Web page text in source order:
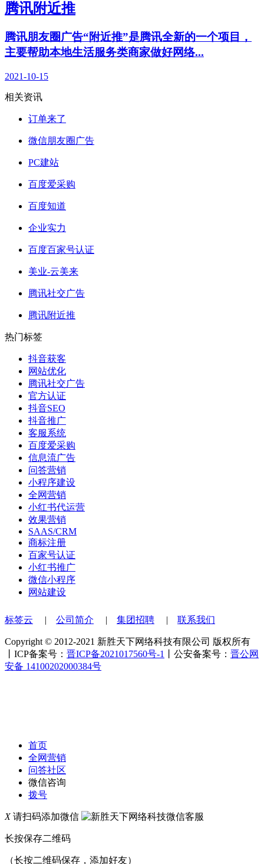
腾讯附近推
腾讯朋友圈广告“附近推”是腾讯全新的一个项目，
主要帮助本地生活服务类商家做好网络...
2021-10-15
相关资讯
订单来了
微信朋友圈广告
PC建站
百度爱采购
百度知道
企业实力
百度百家号认证
美业-云美来
腾讯社交广告
腾讯附近推
热门标签
抖音获客
网站优化
腾讯社交广告
官方认证
抖音SEO
抖音推广
客服系统
百度爱采购
信息流广告
问答营销
小程序建设
全网营销
小红书代运营
效果营销
SAAS/CRM
商标注册
百家号认证
小红书推广
微信小程序
网站建设
标签云 | 公司简介 | 集团招聘 | 联系我们
Copyright © 2012-2021 新胜天下网络科技有限公司 版权所有
丨ICP备案号： 晋ICP备2021017560号-1 丨公安备案号： 晋公网
安备 14100202000384号
首页
全网营销
问答社区
微信咨询
拨号
X请扫码添加微信
长按保存二维码
（长按二维码保存，添加好友）